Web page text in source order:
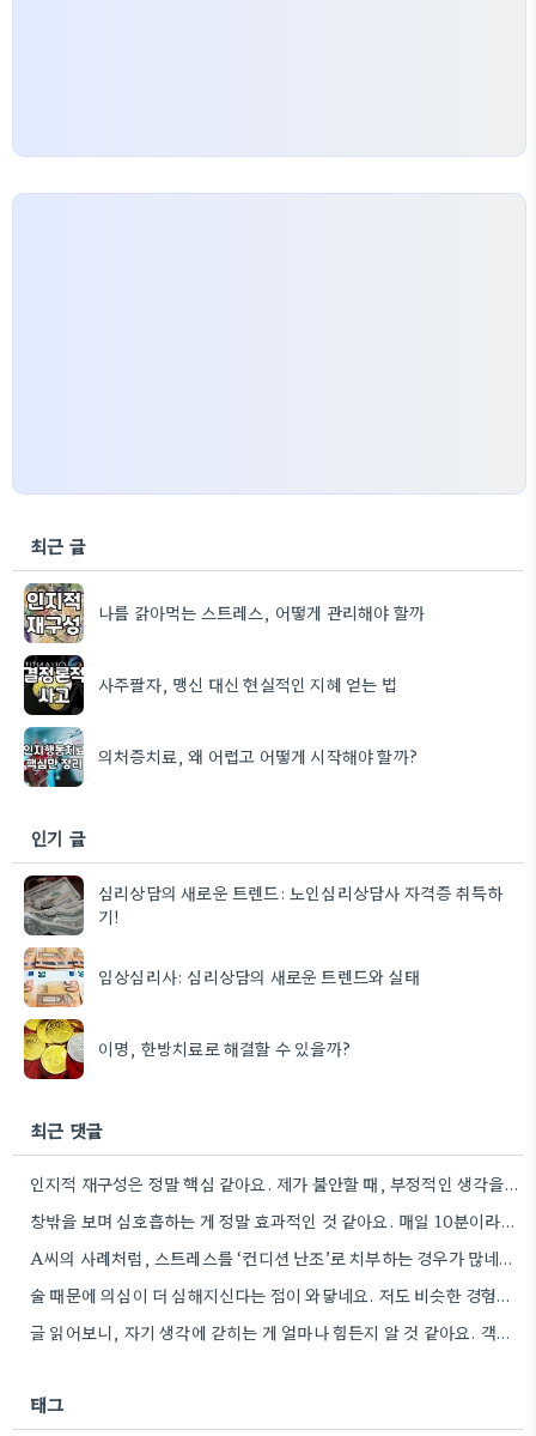
최근 글
나를 갉아먹는 스트레스, 어떻게 관리해야 할까
사주팔자, 맹신 대신 현실적인 지혜 얻는 법
의처증치료, 왜 어렵고 어떻게 시작해야 할까?
인기 글
심리상담의 새로운 트렌드: 노인심리상담사 자격증 취득하
기!
임상심리사: 심리상담의 새로운 트렌드와 실태
이명, 한방치료로 해결할 수 있을까?
최근 댓글
인지적 재구성은 정말 핵심 같아요. 제가 불안할 때, 부정적인 생각을 긍정적으로 바꾸려고 노력하는데, 작은 변화가…
창밖을 보며 심호흡하는 게 정말 효과적인 것 같아요. 매일 10분이라도 꾸준히 하면 몸과 마음이 훨씬…
A씨의 사례처럼, 스트레스를 ‘컨디션 난조’로 치부하는 경우가 많네요. 꾸준한 자기 관찰이 정말 중요하다고 생각해요.
술 때문에 의심이 더 심해지신다는 점이 와닿네요. 저도 비슷한 경험이 있어서 전문가의 도움을 받는 게…
글 읽어보니, 자기 생각에 갇히는 게 얼마나 힘든지 알 것 같아요. 객관적으로 판단하는 게 쉽지…
태그